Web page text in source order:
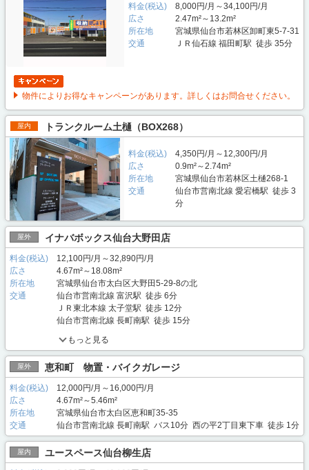
料金(税込)
8,000円/月～34,100円/月
広さ
2.47m²～13.2m²
所在地
宮城県仙台市若林区卸町東5-7-31
交通
ＪＲ仙石線 福田町駅 徒歩 35分
物件によりお得なキャンペーンがあります。詳しくはお問合せください。
屋内 トランクルーム土樋（BOX268）
料金(税込)
4,350円/月～12,300円/月
広さ
0.9m²～2.74m²
所在地
宮城県仙台市若林区土樋268-1
交通
仙台市営南北線 愛宕橋駅 徒歩 3
分
屋外 イナバボックス仙台大野田店
料金(税込)
12,100円/月～32,890円/月
広さ
4.67m²～18.08m²
所在地
宮城県仙台市太白区大野田5-29-8の北
交通
仙台市営南北線 富沢駅 徒歩 6分
ＪＲ東北本線 太子堂駅 徒歩 12分
仙台市営南北線 長町南駅 徒歩 15分
もっと見る
屋外 恵和町 物置・バイクガレージ
料金(税込)
12,000円/月～16,000円/月
広さ
4.67m²～5.46m²
所在地
宮城県仙台市太白区恵和町35-35
交通
仙台市営南北線 長町南駅 バス10分 西の平2丁目東下車 徒歩 1分
屋内 ユースペース仙台柳生店